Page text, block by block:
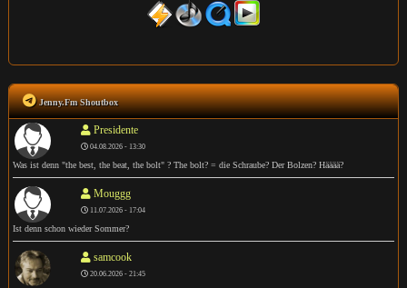
Jenny.Fm Shoutbox
Presidente
04.08.2026 - 13:30
Was ist denn "the best, the beat, the bolt" ? The bolt? = die Schraube? Der Bolzen? Hääää?
Mouggg
11.07.2026 - 17:04
Ist denn schon wieder Sommer?
samcook
20.06.2026 - 21:45